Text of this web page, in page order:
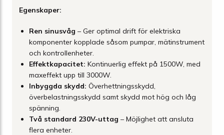
Egenskaper:
Ren sinusvåg – Ger optimal drift för elektriska
komponenter kopplade såsom pumpar, mätinstrument
och kontrollenheter.
Effektkapacitet: Kontinuerlig effekt på 1500W, med
maxeffekt upp till 3000W.
Inbyggda skydd: Överhettningsskydd,
överbelastningsskydd samt skydd mot hög och låg
spänning.
Två standard 230V-uttag – Möjlighet att ansluta
flera enheter.